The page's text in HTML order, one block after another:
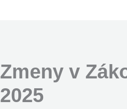
Zmeny v
2025